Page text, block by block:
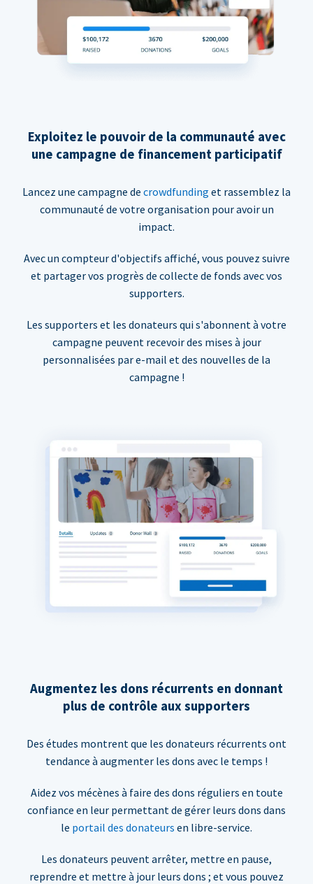
Exploitez le pouvoir de la communauté avec
une campagne de financement participatif
Lancez une campagne de crowdfunding et rassemblez la
communauté de votre organisation pour avoir un
impact.
Avec un compteur d'objectifs affiché, vous pouvez suivre
et partager vos progrès de collecte de fonds avec vos
supporters.
Les supporters et les donateurs qui s'abonnent à votre
campagne peuvent recevoir des mises à jour
personnalisées par e-mail et des nouvelles de la
campagne !
Augmentez les dons récurrents en donnant
plus de contrôle aux supporters
Des études montrent que les donateurs récurrents ont
tendance à augmenter les dons avec le temps !
Aidez vos mécènes à faire des dons réguliers en toute
confiance en leur permettant de gérer leurs dons dans
le portail des donateurs en libre-service.
Les donateurs peuvent arrêter, mettre en pause,
reprendre et mettre à jour leurs dons ; et vous pouvez